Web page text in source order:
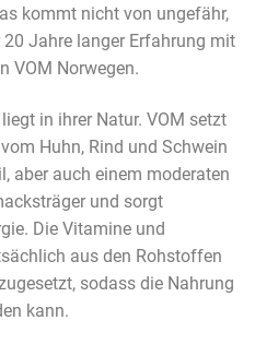
kommt nicht von ungefähr,
Jahre langer Erfahrung mit
VOM Norwegen.
in ihrer Natur. VOM setzt
Huhn, Rind und Schwein
aber auch einem moderaten
und sorgt
Die Vitamine und
aus den Rohstoffen
sodass die Nahrung
kann.